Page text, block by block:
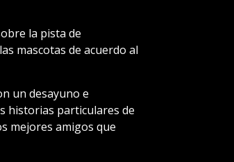
la pista de
mascotas de acuerdo al
un desayuno e
historias particulares de
mejores amigos que